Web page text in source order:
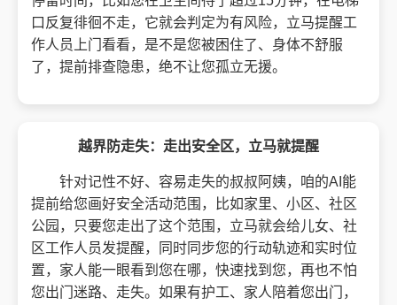
口反复徘徊不走，它就会判定为有风险，立马提醒工
作人员上门看看，是不是您被困住了、身体不舒服
了，提前排查隐患，绝不让您孤立无援。
越界防走失：走出安全区，立马就提醒
针对记性不好、容易走失的叔叔阿姨，咱的AI能
提前给您画好安全活动范围，比如家里、小区、社区
公园，只要您走出了这个范围，立马就会给儿女、社
区工作人员发提醒，同时同步您的行动轨迹和实时位
置，家人能一眼看到您在哪，快速找到您，再也不怕
您出门迷路、走失。如果有护工、家人陪着您出门，